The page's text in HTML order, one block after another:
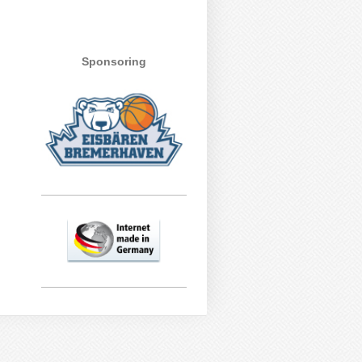
Sponsoring